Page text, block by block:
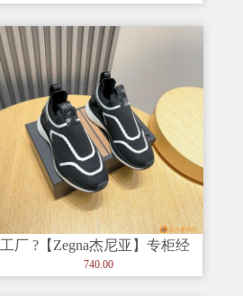
工厂 ?【Zegna杰尼亚】专柜经
典休闲鞋，以细节和创造力
740.00